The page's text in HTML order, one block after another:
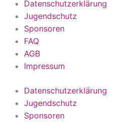
Datenschutzerklärung
Jugendschutz
Sponsoren
FAQ
AGB
Impressum
Datenschutzerklärung
Jugendschutz
Sponsoren